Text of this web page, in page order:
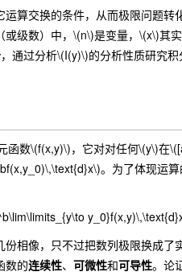
交换的条件，从而极限问题转
级数）中，\(n\)是变量，\(x\)
，通过分析\(I(y)\)的分析性质研究积
数\(f(x,y)\)，它对对任何\(y\)在
。为了体现运算
像，只不过把数列极限换成了
数的连续性、 可微性和可导性。论